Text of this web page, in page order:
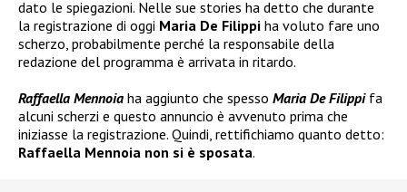
dato le spiegazioni. Nelle sue stories ha detto che durante
la registrazione di oggi Maria De Filippi ha voluto fare uno
scherzo, probabilmente perché la responsabile della
redazione del programma è arrivata in ritardo.
Raffaella Mennoia ha aggiunto che spesso Maria De Filippifa
alcuni scherzi e questo annuncio è avvenuto prima che
iniziasse la registrazione. Quindi, rettifichiamo quanto detto:
Raffaella Mennoia non si è sposata.